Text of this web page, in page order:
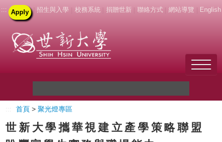
::: Apply | 招生與入學 校務系統 捐贈世新 聯絡方式 網站導覽 English
關於世新
未來學生
首頁 >聚光燈專區
世新大學攜華視建立產學策略聯盟